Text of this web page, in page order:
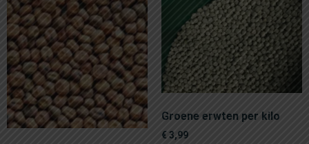
Groene erwten per kilo
€ 3,99